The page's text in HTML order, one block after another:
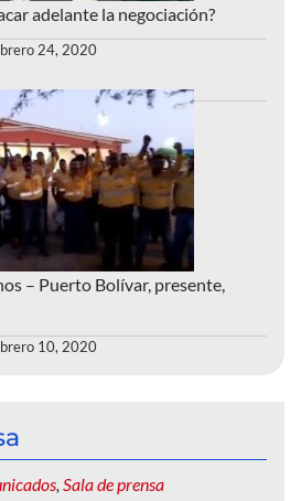
adelante la negociación?
24, 2020
– Puerto Bolívar, presente,
10, 2020
, Sala de prensa